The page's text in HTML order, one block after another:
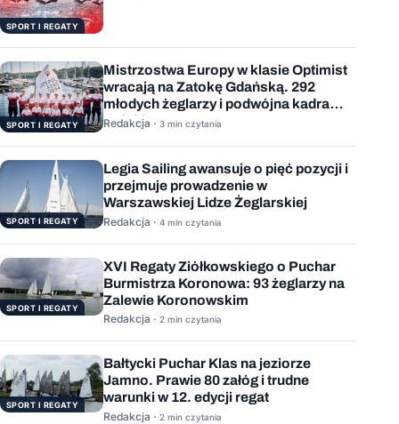
SPORT I REGATY
SPORT I REGATY
Mistrzostwa Europy w klasie Optimist
wracają na Zatokę Gdańską. 292
młodych żeglarzy i podwójna kadra
Polski
Redakcja · 3 min czytania
SPORT I REGATY
Legia Sailing awansuje o pięć pozycji i
przejmuje prowadzenie w
Warszawskiej Lidze Żeglarskiej
Redakcja · 4 min czytania
SPORT I REGATY
XVI Regaty Ziółkowskiego o Puchar
Burmistrza Koronowa: 93 żeglarzy na
Zalewie Koronowskim
Redakcja · 2 min czytania
SPORT I REGATY
Bałtycki Puchar Klas na jeziorze
Jamno. Prawie 80 załóg i trudne
warunki w 12. edycji regat
Redakcja · 2 min czytania